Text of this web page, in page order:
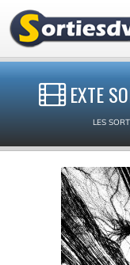
EXTE
LES